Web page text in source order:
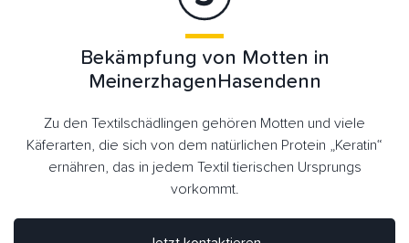
Bekämpfung von Motten in
MeinerzhagenHasendenn
Zu den Textilschädlingen gehören Motten und viele
Käferarten, die sich von dem natürlichen Protein „Keratin“
ernähren, das in jedem Textil tierischen Ursprungs
vorkommt.